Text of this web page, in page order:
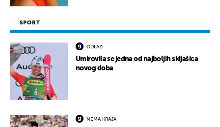
SPORT
ODLAZI
Umirovila se jedna od najboljih skijašica
novog doba
NEMA KRAJA